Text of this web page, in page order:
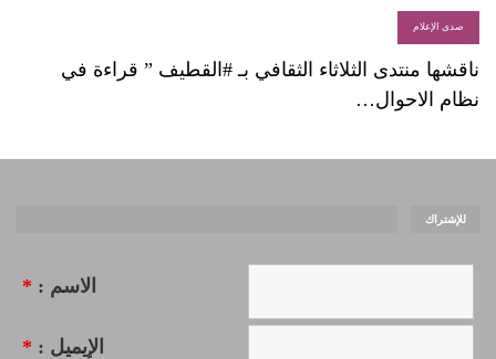
صدى الإعلام
ناقشها منتدى الثلاثاء الثقافي بـ #القطيف ” قراءة في
نظام الاحوال…
للإشتراك
الاسم : *
الإيميل : *